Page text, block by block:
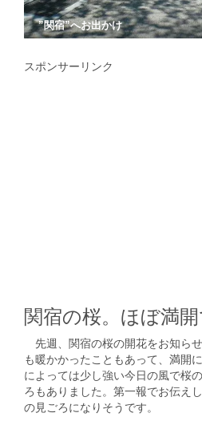
”関宿”へお出かけ
スポンサーリンク
関宿の桜。ほぼ満開
先週、関宿の桜の開花をお知ら
も暖かかったこともあって、満開
によっては少し強い今日の風で桜
ろもありました。第一報でお伝え
の見ごろになりそうです。